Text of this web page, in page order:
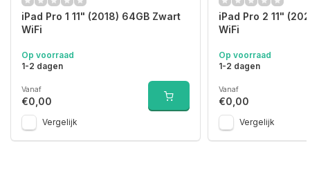
iPad Pro 1 11" (2018) 64GB Zwart
WiFi
Op voorraad
1-2 dagen
Vanaf
€0,00
Vergelijk
iPad Pro 2 11"
WiFi
Op voorraad
1-2 dagen
Vanaf
€0,00
Vergelijk